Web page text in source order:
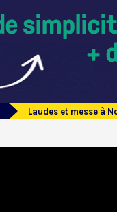
Laudes et messe à